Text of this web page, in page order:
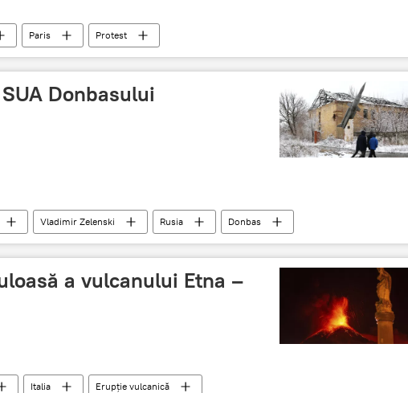
Paris Protest
Donbasului
Vladimir Zelenski Rusia Donbas
a vulcanului Etna –
Italia Erupţie vulcanică